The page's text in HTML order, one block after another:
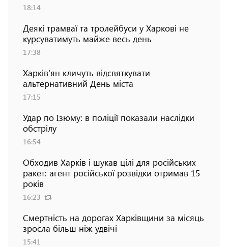
18:14
Деякі трамваї та тролейбуси у Харкові не
курсуватимуть майже весь день
17:38
Харків'ян кличуть відсвяткувати
альтернативний День міста
17:15
Удар по Ізюму: в поліції показали наслідки
обстрілу
16:54
Обходив Харків і шукав цілі для російських
ракет: агент російської розвідки отримав 15
років
16:23
Смертність на дорогах Харківщини за місяць
зросла більш ніж удвічі
15:41